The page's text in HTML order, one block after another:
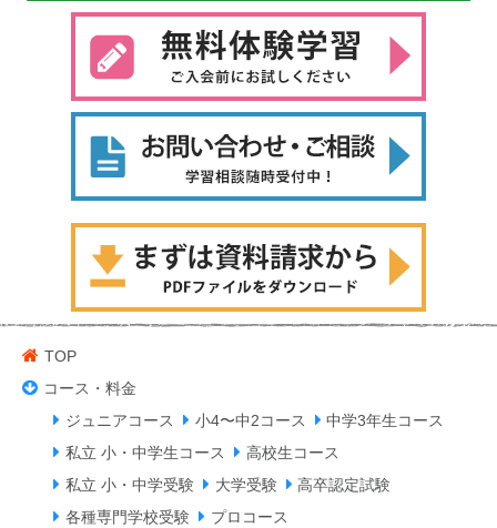
TOP
コース・料金
ジュニアコース
小4〜中2コース
中学3年生コース
私立 小・中学生コース
高校生コース
私立 小・中学受験
大学受験
高卒認定試験
各種専門学校受験
プロコース